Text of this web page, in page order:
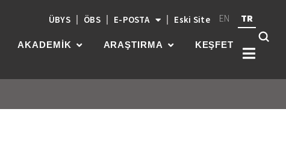
ÜBYS ÖBS E-POSTA Eski Site EN TR
AKADEMİK ARAŞTIRMA KEŞFET